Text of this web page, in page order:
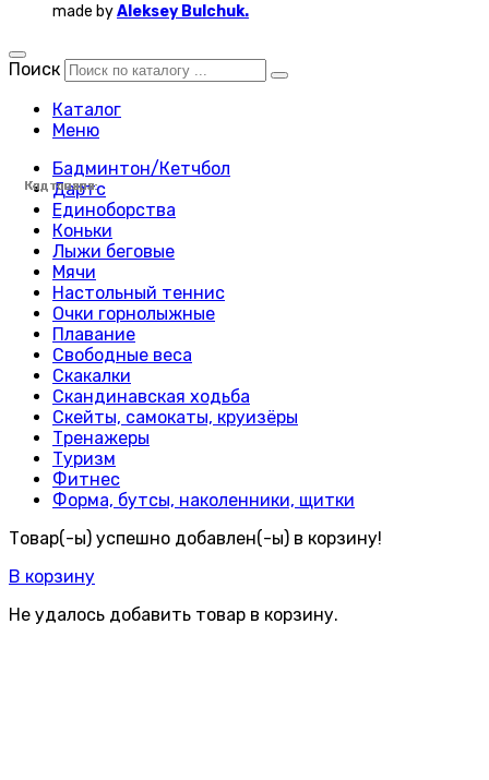
Код товара:
Код товара:
Код товара:
Код товара:
Код товара:
Код товара:
Код товара:
Код товара:
Код товара:
Код товара:
Код товара:
Код товара:
Код товара:
Код товара:
Код товара:
Код товара:
Код товара:
Код товара:
Код товара:
Код товара:
Код товара:
Код товара:
Код товара:
Код товара:
made byAleksey Bulchuk.
Поиск
Каталог
Меню
Бадминтон/Кетчбол
Дартс
Единоборства
Коньки
Лыжи беговые
Мячи
Настольный теннис
Очки горнолыжные
Плавание
Свободные веса
Скакалки
Скандинавская ходьба
Скейты, самокаты, круизёры
Тренажеры
Туризм
Фитнес
Форма, бутсы, наколенники, щитки
Товар(-ы) успешно добавлен(-ы) в корзину!
В корзину
Не удалось добавить товар в корзину.